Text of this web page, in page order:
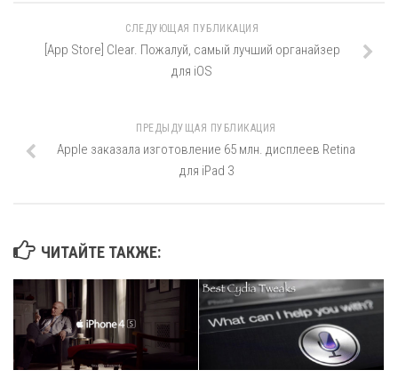
СЛЕДУЮЩАЯ ПУБЛИКАЦИЯ
[App Store] Clear. Пожалуй, самый лучший органайзер
для iOS
ПРЕДЫДУЩАЯ ПУБЛИКАЦИЯ
Apple заказала изготовление 65 млн. дисплеев Retina
для iPad 3
ЧИТАЙТЕ ТАКЖЕ: